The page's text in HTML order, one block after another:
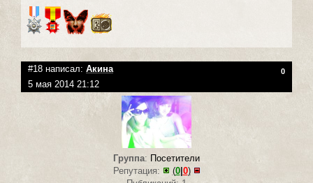
#18 написал: Акина 0
5 мая 2014 21:12
Группа: Посетители
Репутация:
(0|0)